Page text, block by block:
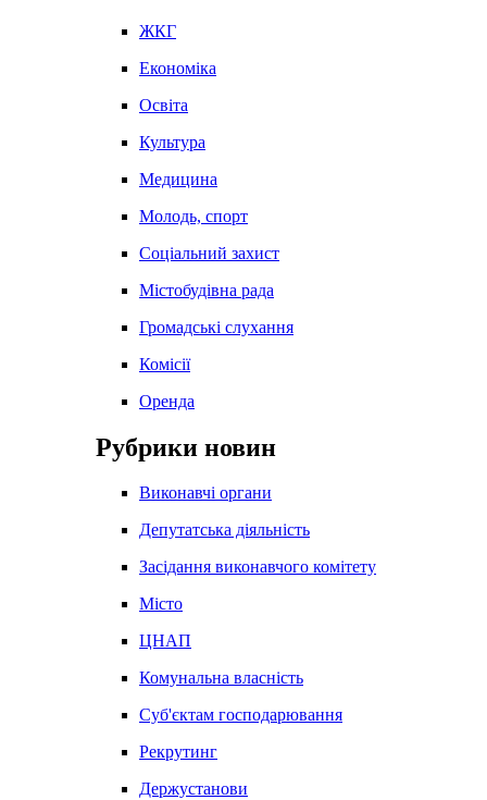
ЖКГ
Економіка
Освіта
Культура
Медицина
Молодь, спорт
Соціальний захист
Містобудівна рада
Громадські слухання
Комісії
Оренда
Рубрики новин
Виконавчі органи
Депутатська діяльність
Засідання виконавчого комітету
Місто
ЦНАП
Комунальна власність
Суб'єктам господарювання
Рекрутинг
Держустанови